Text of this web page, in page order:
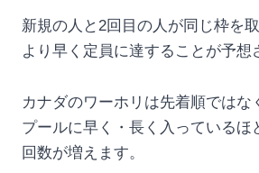
新規の人と2回目の人が同じ枠を
より早く定員に達することが予想
カナダのワーホリは先着順ではな
プールに早く・長く入っているほ
回数が増えます。